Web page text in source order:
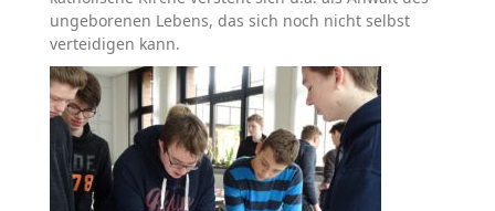
ungeborenen Lebens, das sich noch nicht selbst
verteidigen kann.